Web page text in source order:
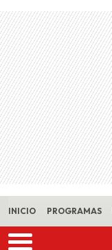
Skip to main content
INICIO PROGRAMAS